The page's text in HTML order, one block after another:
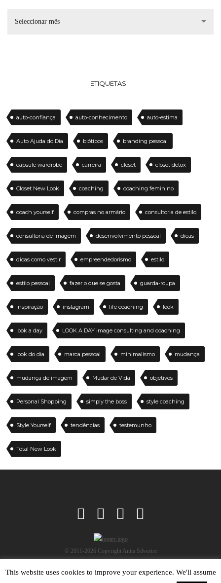
Seleccionar mês
ETIQUETAS
auto-confiança auto-conhecimento auto-estima
Auto Ajuda do Dia biótipos branding pessoal
capsule wardrobe carreira closet closet detox
Closet New Look coaching coaching feminino
coach yourself compras no armário consultoria de estilo
consultoria de imagem desenvolvimento pessoal dicas
dicas como vestir empreendedorismo estilo
estilo pessoal fazer o que se gosta guarda-roupa
inspiração instagram life coaching look
look a day LOOK A DAY image consulting and coaching
look do dia marca pessoal minimalismo mudança
mudança de imagem Mudar de Vida objetivos
Personal Shopping simply the boss style coaching
Style Yourself tendências testemunho
Total New Look
© 2011-2026 Copyright Anita Silvestre
This website uses cookies to improve your experience. We'll assume